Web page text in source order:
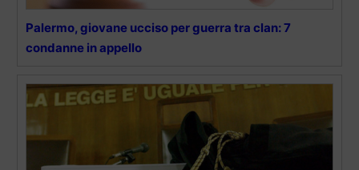
Palermo, giovane ucciso per guerra tra clan: 7
condanne in appello